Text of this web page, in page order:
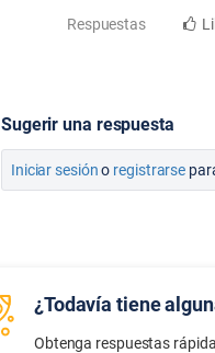
Respuestas
Sugerir una respuesta
Iniciar sesióno registrarse
¿Todavía tiene
Obtenga respuestas